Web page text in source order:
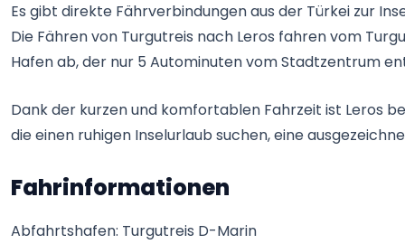
Es gibt direkte Fährverbindungen aus der Türkei zur
Die Fähren von Turgutreis nach Leros fahren vom
Hafen ab, der nur 5 Autominuten vom Stadtzentrum
Dank der kurzen und komfortablen Fahrzeit ist Leros
die einen ruhigen Inselurlaub suchen, eine
Fahrinformationen
Abfahrtshafen: Turgutreis D-Marin